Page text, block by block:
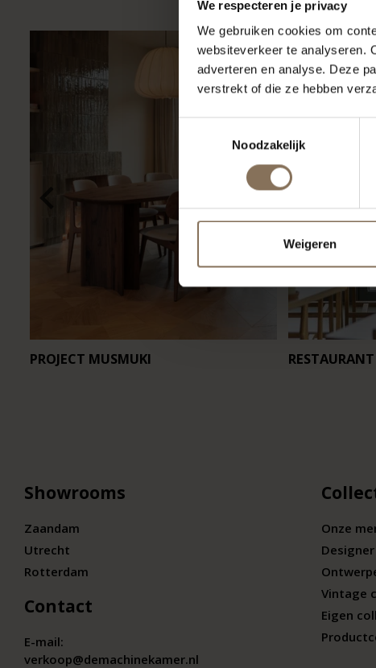
We respecteren je privacy
We gebruiken cookies om
websiteverkeer te analyseren.
adverteren en analyse. Deze
verstrekt of die ze hebben
Noodzakelijk
Weigeren
PROJECT MUSMUKI
Showrooms
Zaandam
Utrecht
Rotterdam
Contact
E-mail:
verkoop@demachinekamer.nl
Onze
Vintage
Eigen